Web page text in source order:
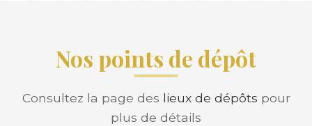
Nos points de dépôt
Consultez la page des lieux de dépôts pour
plus de détails